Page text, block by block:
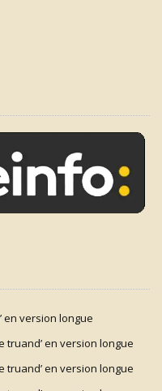
en version longue
truand’ en version longue
truand’ en version longue